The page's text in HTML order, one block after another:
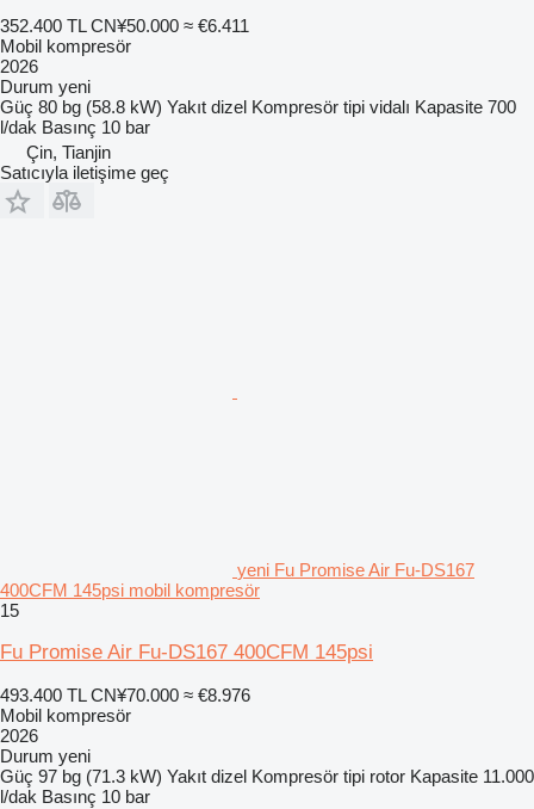
352.400 TL CN¥50.000 ≈ €6.411
Mobil kompresör
2026
Durum yeni
Güç 80 bg (58.8 kW) Yakıt dizel Kompresör tipi vidalı Kapasite 700
l/dak Basınç 10 bar
Çin, Tianjin
Satıcıyla iletişime geç
yeni Fu Promise Air Fu-DS167
400CFM 145psi mobil kompresör
15
Fu Promise Air Fu-DS167 400CFM 145psi
493.400 TL CN¥70.000 ≈ €8.976
Mobil kompresör
2026
Durum yeni
Güç 97 bg (71.3 kW) Yakıt dizel Kompresör tipi rotor Kapasite 11.000
l/dak Basınç 10 bar